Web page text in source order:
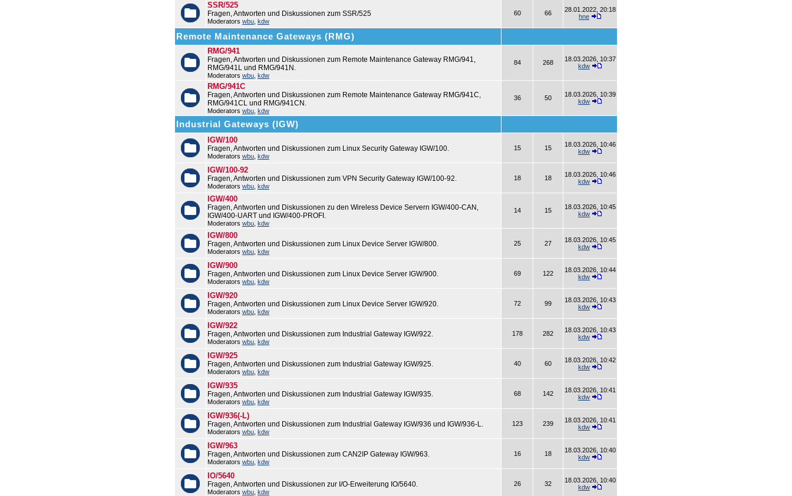
SSR/525
Fragen, Antworten und Diskussionen zum SSR/525
Moderators wbu kdw
60 66
28.01.2022, 20:18
hne
Remote Maintenance Gateways (RMG)
RMG/941
Fragen, Antworten und Diskussionen zum Remote Maintenance Gateway RMG/941,
RMG/941L und RMG/941N.
Moderators wbu kdw
84 268
18.03.2026, 10:37
kdw
RMG/941C
Fragen, Antworten und Diskussionen zum Remote Maintenance Gateway RMG/941C,
RMG/941CL und RMG/941CN.
Moderators wbu kdw
36 50
18.03.2026, 10:39
kdw
Industrial Gateways (IGW)
IGW/100
Fragen, Antworten und Diskussionen zum Linux Security Gateway IGW/100.
Moderators wbu kdw
15 15
18.03.2026, 10:46
kdw
IGW/100-92
Fragen, Antworten und Diskussionen zum VPN Security Gateway IGW/100-92.
Moderators wbu kdw
18 18
18.03.2026, 10:46
kdw
IGW/400
Fragen, Antworten und Diskussionen zu den Wireless Device Servern IGW/400-CAN,
IGW/400-UART und IGW/400-PROFI.
Moderators wbu kdw
14 15
18.03.2026, 10:45
kdw
IGW/800
Fragen, Antworten und Diskussionen zum Linux Device Server IGW/800.
Moderators wbu kdw
25 27
18.03.2026, 10:45
kdw
IGW/900
Fragen, Antworten und Diskussionen zum Linux Device Server IGW/900.
Moderators wbu kdw
69 122
18.03.2026, 10:44
kdw
IGW/920
Fragen, Antworten und Diskussionen zum Linux Device Server IGW/920.
Moderators wbu kdw
72 99
18.03.2026, 10:43
kdw
IGW/922
Fragen, Antworten und Diskussionen zum Industrial Gateway IGW/922.
Moderators wbu kdw
178 282
18.03.2026, 10:43
kdw
IGW/925
Fragen, Antworten und Diskussionen zum Industrial Gateway IGW/925.
Moderators wbu kdw
40 60
18.03.2026, 10:42
kdw
IGW/935
Fragen, Antworten und Diskussionen zum Industrial Gateway IGW/935.
Moderators wbu kdw
68 142
18.03.2026, 10:41
kdw
IGW/936(-L)
Fragen, Antworten und Diskussionen zum Industrial Gateway IGW/936 und IGW/936-L.
Moderators wbu kdw
123 239
18.03.2026, 10:41
kdw
IGW/963
Fragen, Antworten und Diskussionen zum CAN2IP Gateway IGW/963.
Moderators wbu kdw
16 18
18.03.2026, 10:40
kdw
IO/5640
Fragen, Antworten und Diskussionen zur I/O-Erweiterung IO/5640.
Moderators wbu kdw
26 32
18.03.2026, 10:40
kdw